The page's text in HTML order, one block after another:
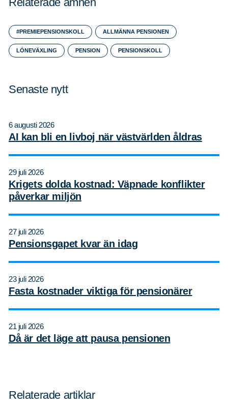
#PREMIEPENSIONSKOLL ALLMÄNNA PENSIONEN
LÖNEVÄXLING PENSION PENSIONSKOLL
Senaste nytt
6 augusti 2026
AI kan bli en livboj när västvärlden åldras
29 juli 2026
Krigets dolda kostnad: Väpnade konflikter
påverkar miljön
27 juli 2026
Pensionsgapet kvar än idag
23 juli 2026
Fasta kostnader viktiga för pensionärer
21 juli 2026
Då är det läge att pausa pensionen
Relaterade artiklar
Sök på sidan:Sök